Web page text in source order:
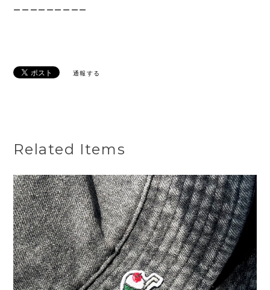
ーーーーーーーーー
通報する
Related Items